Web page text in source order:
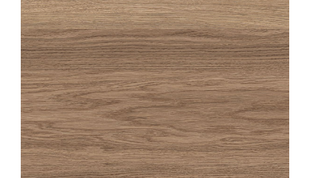
MIEL STRUTTURATO ANTISDRUCCIOLO
20X120
OAKA